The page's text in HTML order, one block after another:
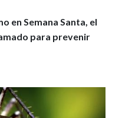
en Semana Santa, el
para prevenir